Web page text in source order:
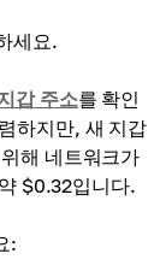
세요.
갑 주소를 확인
하지만, 새 지갑
해 네트워크가
$0.32입니다.
: